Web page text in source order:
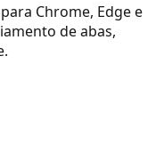
Chrome, Edge e
de abas,